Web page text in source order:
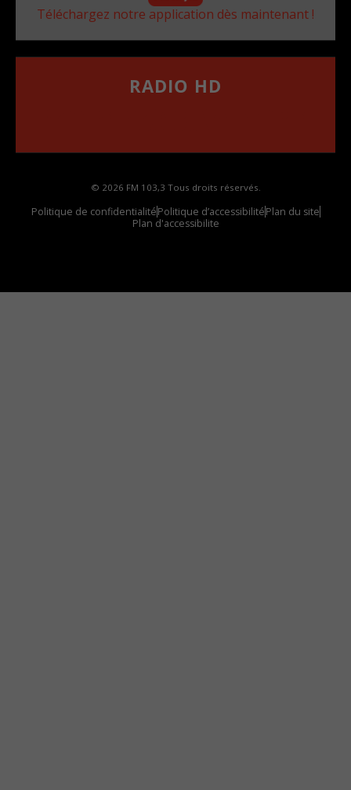
Téléchargez notre application dès maintenant !
RADIO HD
© 2026 FM 103,3 Tous droits réservés.
Politique de confidentialitéPolitique d’accessibilitéPlan du site
Plan d'accessibilite